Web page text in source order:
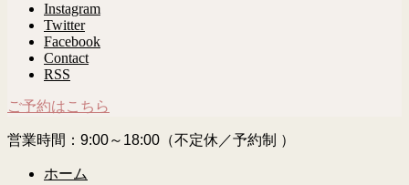
Instagram
Twitter
Facebook
Contact
RSS
ご予約はこちら
営業時間：9:00～18:00（不定休／予約制 ）
ホーム